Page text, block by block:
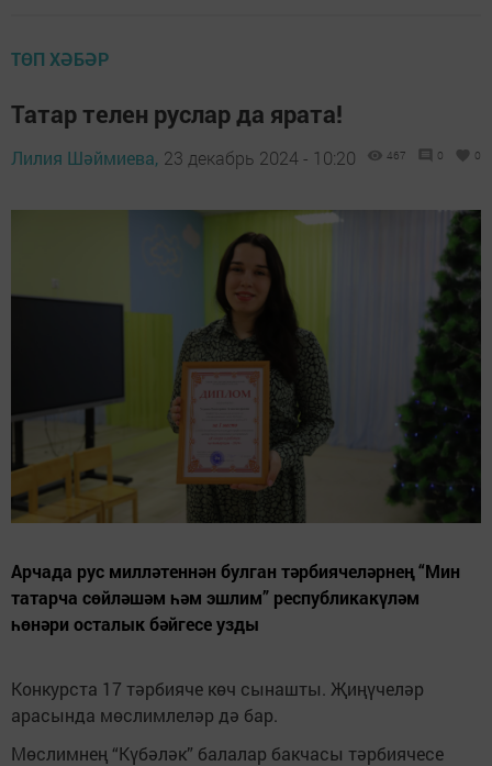
ТӨП ХӘБӘР
Татар телен руслар да ярата!
Лилия Шәймиева, 23 декабрь 2024 - 10:20 467 0 0
Арчада рус милләтеннән булган тәрбиячеләрнең “Мин
татарча сөйләшәм һәм эшлим” республикакүләм
һөнәри осталык бәйгесе узды
Конкурста 17 тәрбияче көч сынашты. Җиңүчеләр
арасында мөслимлеләр дә бар.
Мөслимнең “Күбәләк” балалар бакчасы тәрбиячесе